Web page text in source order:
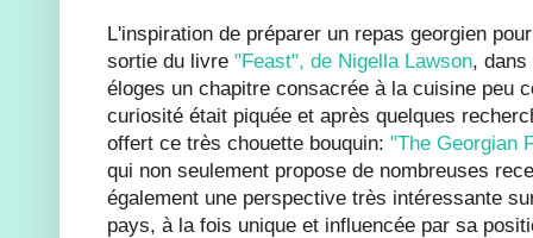
L'inspiration de préparer un repas georgien
sortie du livre "Feast", de Nigella Lawson, dans
éloges un chapitre consacrée à la cuisine peu
curiosité était piquée et après quelques
offert ce très chouette bouquin: "The Georgian
qui non seulement propose de nombreuses
également une perspective très intéressante
pays, à la fois unique et influencée par sa